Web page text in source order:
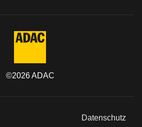
©2026ADAC
Datenschutz